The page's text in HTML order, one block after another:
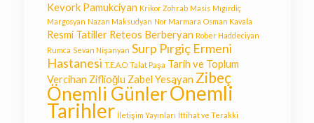
Kevork Pamukciyan Krikor Zohrab Masis Mıgırdiç
Margosyan Nazan Maksudyan Nor Marmara Osman Kavala
Resmi Tatiller Reteos Berberyan Rober Haddeciyan
Rumca Sevan Nişanyan Surp Pırgiç Ermeni
Hastanesi T.E.A.O Talat Paşa Tarih ve Toplum
Vercihan Ziflioğlu Zabel Yesayan Zibeç
Önemli GünlerÖnemli
Tarihler İletişim Yayınları İttihat ve Terakki